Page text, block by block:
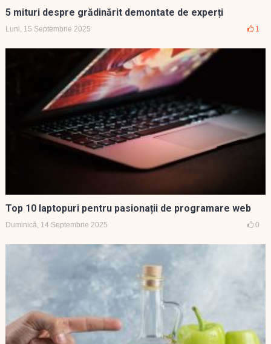
5 mituri despre grădinărit demontate de experți
Luni, 15 Septembrie 2025 1
Top 10 laptopuri pentru pasionații de programare web
Duminică, 14 Septembrie 2025 0